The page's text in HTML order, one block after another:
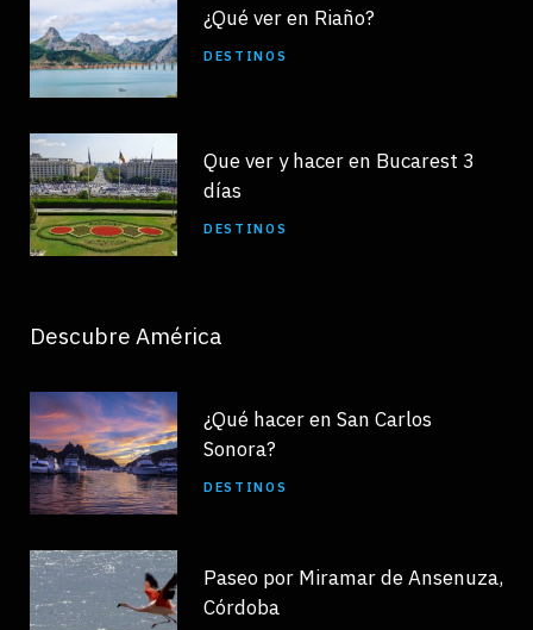
¿Qué ver en Riaño?
DESTINOS
Que ver y hacer en Bucarest 3
días
DESTINOS
Descubre América
¿Qué hacer en San Carlos
Sonora?
DESTINOS
Paseo por Miramar de Ansenuza,
Córdoba